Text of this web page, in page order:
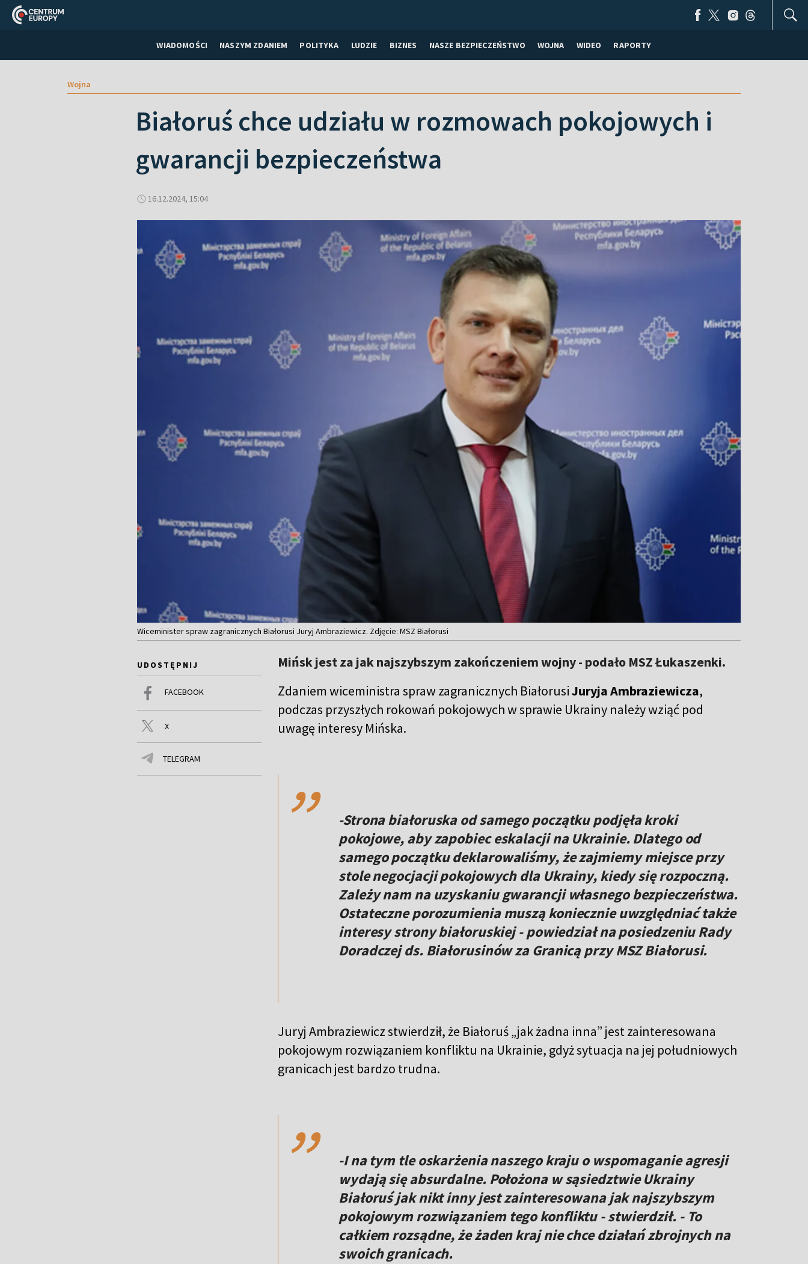
WIADOMOŚCI NASZYM ZDANIEM POLITYKA LUDZIE BIZNES NASZE BEZPIECZEŃSTWO WOJNA WIDEO RAPORTY
Wojna
Białoruś chce udziału w rozmowach pokojowych i
gwarancji bezpieczeństwa
16.12.2024, 15:04
Wiceminister spraw zagranicznych Białorusi Juryj Ambraziewicz. Zdjęcie: MSZ Białorusi
UDOSTĘPNIJ
FACEBOOK
X
TELEGRAM
Mińsk jest za jak najszybszym zakończeniem wojny - podało MSZ Łukaszenki.
Zdaniem wiceministra spraw zagranicznych BiałorusiJuryja Ambraziewicza,
podczas przyszłych rokowań pokojowych w sprawie Ukrainy należy wziąć pod
uwagę interesy Mińska.
,,
-Strona białoruska od samego początku podjęła kroki
pokojowe, aby zapobiec eskalacji na Ukrainie. Dlatego od
samego początku deklarowaliśmy, że zajmiemy miejsce przy
stole negocjacji pokojowych dla Ukrainy, kiedy się rozpoczną.
Zależy nam na uzyskaniu gwarancji własnego bezpieczeństwa.
Ostateczne porozumienia muszą koniecznie uwzględniać także
interesy strony białoruskiej - powiedział na posiedzeniu Rady
Doradczej ds. Białorusinów za Granicą przy MSZ Białorusi.
Juryj Ambraziewicz stwierdził, że Białoruś „jak żadna inna” jest zainteresowana
pokojowym rozwiązaniem konfliktu na Ukrainie, gdyż sytuacja na jej południowych
granicach jest bardzo trudna.
,,
-I na tym tle oskarżenia naszego kraju o wspomaganie agresji
wydają się absurdalne. Położona w sąsiedztwie Ukrainy
Białoruś jak nikt inny jest zainteresowana jak najszybszym
pokojowym rozwiązaniem tego konfliktu - stwierdził. - To
całkiem rozsądne, że żaden kraj nie chce działań zbrojnych na
swoich granicach.